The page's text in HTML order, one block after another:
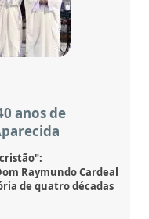
anos de
Raymundo Cardeal
de quatro décadas